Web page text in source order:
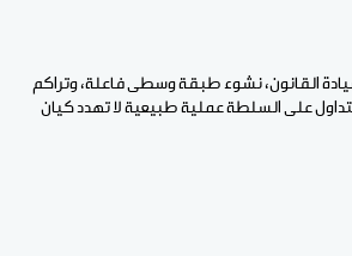
القانون، نشوء طبقة وسطى فاعلة، وتراكم
على السلطة عملية طبيعية لا تهدد كيان